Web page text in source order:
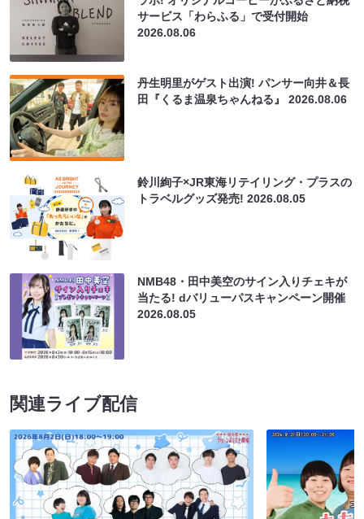
サービス「わらふる」で受付開始
2026.08.06
丹生明里がゲスト出演! パンサー向井＆長
田『くるま温泉ちゃんねる』2026.08.06
鈴川絢子×JR東海リテイリング・プラスの
トラベルグッズ発売!2026.08.05
NMB48・田中美空のサイン入りチェキが
当たる! dバリューパスキャンペーン開催
2026.08.05
関連ライブ配信